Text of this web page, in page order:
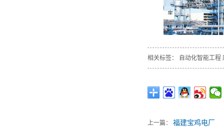
相关标签： 自动化智能工程
上一篇： 福建宝鸡电厂